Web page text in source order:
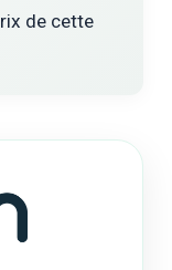
de cette